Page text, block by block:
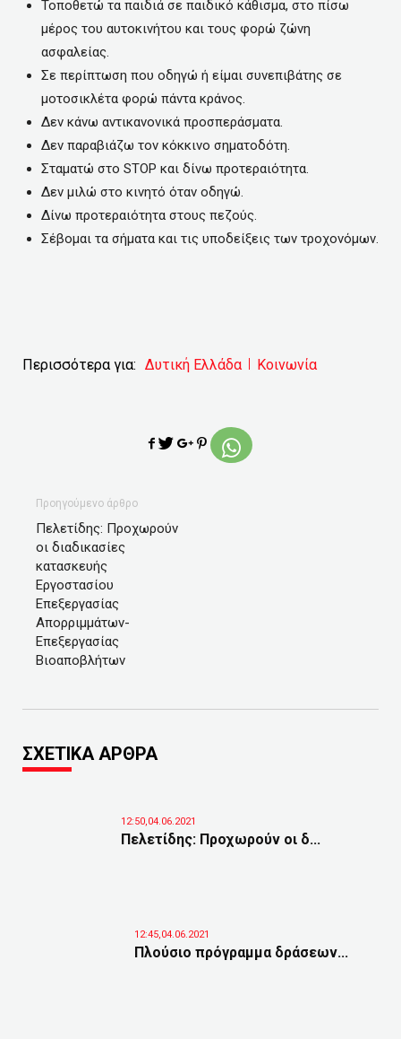
Τοποθετώ τα παιδιά σε παιδικό κάθισμα, στο πίσω
μέρος του αυτοκινήτου και τους φορώ ζώνη
ασφαλείας.
Σε περίπτωση που οδηγώ ή είμαι συνεπιβάτης σε
μοτοσικλέτα φορώ πάντα κράνος.
Δεν κάνω αντικανονικά προσπεράσματα.
Δεν παραβιάζω τον κόκκινο σηματοδότη.
Σταματώ στο STOP και δίνω προτεραιότητα.
Δεν μιλώ στο κινητό όταν οδηγώ.
Δίνω προτεραιότητα στους πεζούς.
Σέβομαι τα σήματα και τις υποδείξεις των τροχονόμων.
Περισσότερα για: Δυτική Ελλάδα Κοινωνία
Προηγούμενο άρθρο
Πελετίδης: Προχωρούν
οι διαδικασίες
κατασκευής
Εργοστασίου
Επεξεργασίας
Απορριμμάτων-
Επεξεργασίας
Βιοαποβλήτων
ΣΧΕΤΙΚΑ ΑΡΘΡΑ
12:50,04.06.2021
Πελετίδης: Προχωρούν οι δ...
12:45,04.06.2021
Πλούσιο πρόγραμμα δράσεων...